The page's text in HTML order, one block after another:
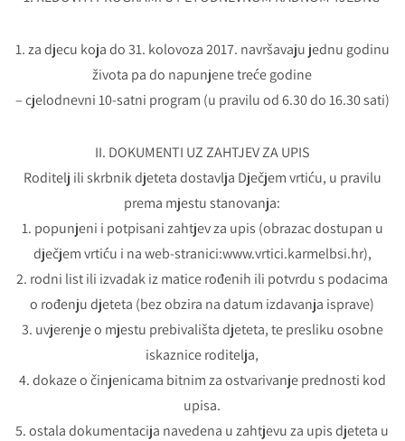
1. za djecu koja do 31. kolovoza 2017. navršavaju jednu godinu
života pa do napunjene treće godine
– cjelodnevni 10-satni program (u pravilu od 6.30 do 16.30 sati)
II. DOKUMENTI UZ ZAHTJEV ZA UPIS
Roditelj ili skrbnik djeteta dostavlja Dječjem vrtiću, u pravilu
prema mjestu stanovanja:
1. popunjeni i potpisani zahtjev za upis (obrazac dostupan u
dječjem vrtiću i na web-stranici:www.vrtici.karmelbsi.hr),
2. rodni list ili izvadak iz matice rođenih ili potvrdu s podacima
o rođenju djeteta (bez obzira na datum izdavanja isprave)
3. uvjerenje o mjestu prebivališta djeteta, te presliku osobne
iskaznice roditelja,
4. dokaze o činjenicama bitnim za ostvarivanje prednosti kod
upisa.
5. ostala dokumentacija navedena u zahtjevu za upis djeteta u